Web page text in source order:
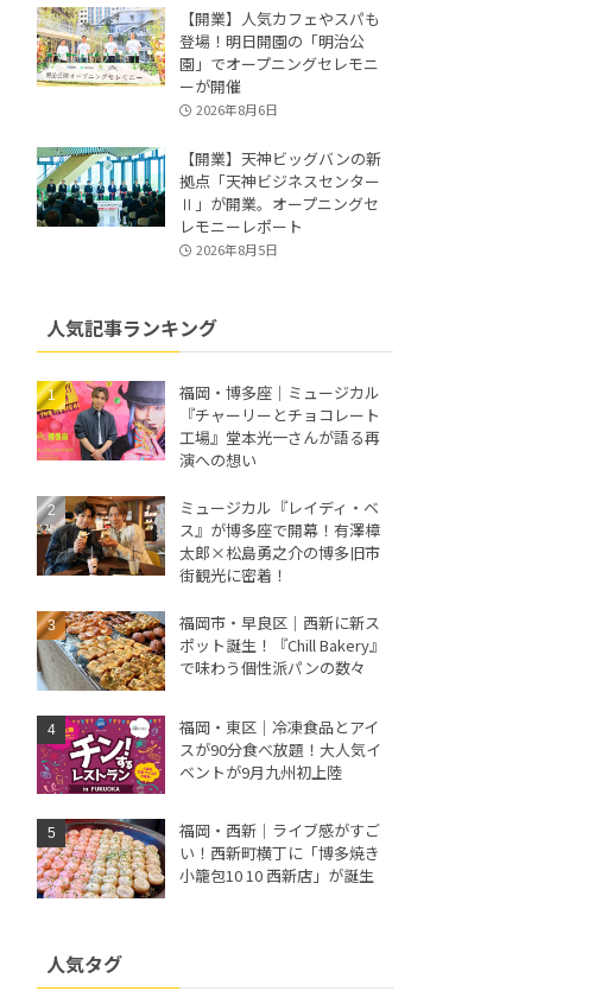
【開業】人気カフェやスパも
登場！明日開園の「明治公
園」でオープニングセレモニ
ーが開催
2026年8月6日
【開業】天神ビッグバンの新
拠点「天神ビジネスセンター
Ⅱ」が開業。オープニングセ
レモニーレポート
2026年8月5日
人気記事ランキング
福岡・博多座｜ミュージカル
『チャーリーとチョコレート
工場』堂本光一さんが語る再
演への想い
ミュージカル『レイディ・ベ
ス』が博多座で開幕！有澤樟
太郎×松島勇之介の博多旧市
街観光に密着！
福岡市・早良区｜西新に新ス
ポット誕生！『Chill Bakery』
で味わう個性派パンの数々
福岡・東区｜冷凍食品とアイ
スが90分食べ放題！大人気イ
ベントが9月九州初上陸
福岡・西新｜ライブ感がすご
い！西新町横丁に「博多焼き
小籠包10 10 西新店」が誕生
人気タグ